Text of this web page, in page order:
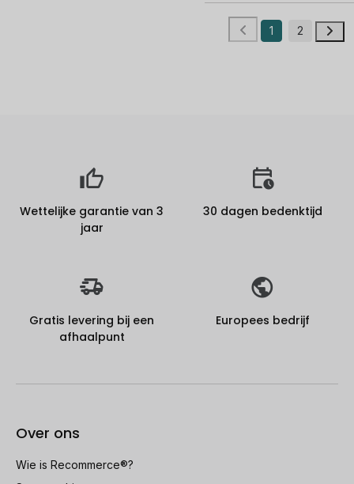
1 2
Wettelijke garantie van 3
jaar
30 dagen bedenktijd
Gratis levering bij een
afhaalpunt
Europees bedrijf
Over ons
Wie is Recommerce®?